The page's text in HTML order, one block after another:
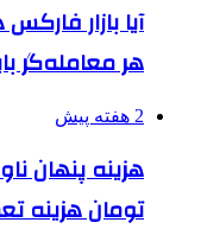
آیا بازار
هر معامله‌گر
2 هفته پیش
هزینه پنهان
تومان هزینه